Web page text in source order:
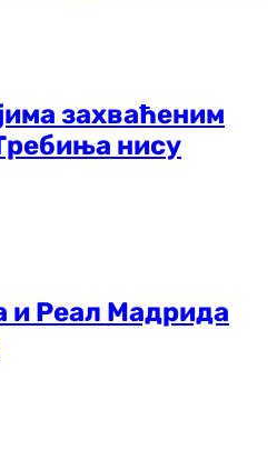
захваћеним
нису
и Реал Мадрида